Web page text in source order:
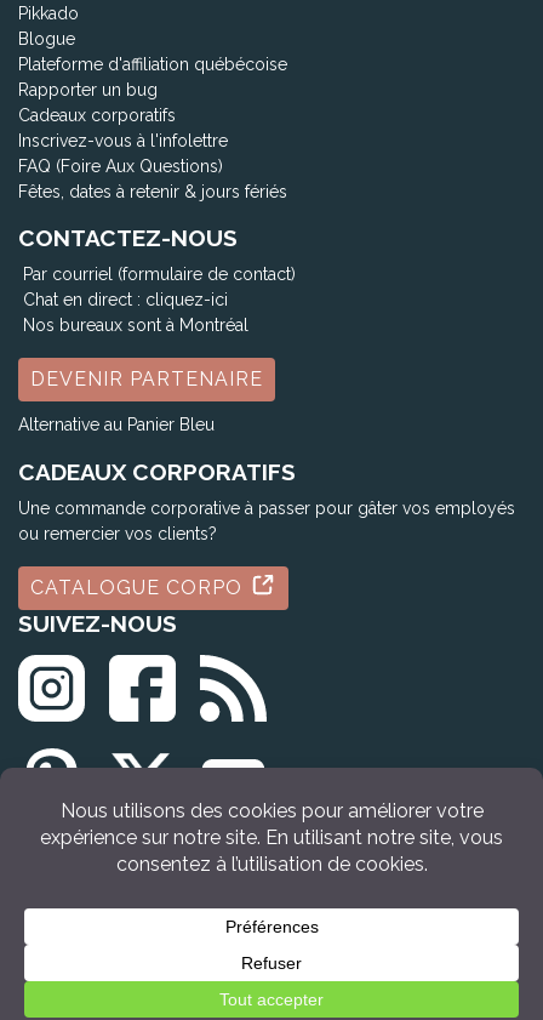
Pikkado
Blogue
Plateforme d'affiliation québécoise
Rapporter un bug
Cadeaux corporatifs
Inscrivez-vous à l'infolettre
FAQ (Foire Aux Questions)
Fêtes, dates à retenir & jours fériés
CONTACTEZ-NOUS
Par courriel (formulaire de contact)
Chat en direct : cliquez-ici
Nos bureaux sont à Montréal
DEVENIR PARTENAIRE
Alternative au Panier Bleu
CADEAUX CORPORATIFS
Une commande corporative à passer pour gâter vos employés
ou remercier vos clients?
CATALOGUE CORPO
SUIVEZ-NOUS
© Tous droits réservés Idée Cadeau Québec (2009 - 2026)
Retour en haut